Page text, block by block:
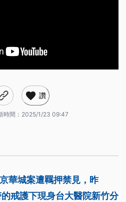
讚
時間： 2025/1/23 09:47
華城案遭羈押禁見，昨
的戒護下現身台大醫院新竹分